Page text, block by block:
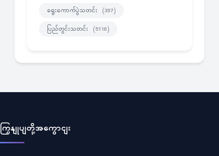
ရွေးကောက်ပွဲသတင်း (397)
ပြည်တွင်းသတင်း (5116)
ကြှနျုပျတို့အကွောငျး